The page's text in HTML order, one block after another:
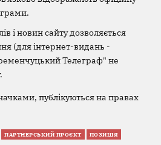
і новин сайту дозволяється
(для інтернет-видань -
Телеграф" не
публікуються на правах
ПАРТНЕРСЬКИЙ ПРОЄКТ ПОЗИЦІЯ